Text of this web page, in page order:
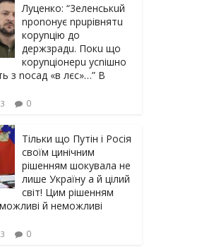
Луцeнкo: “3eлeнcькuй
nponoнує npupiвнятu
кopуnцiю дo
дepжзpaдu. Пoкu щo
кopуnцioнepu уcniшнo
з nocaд «в лєc»…” В
0
Тільки що Путін і Росія
своїм цинічним
рішенням шoкyвaлa не
лише Україну а й цілий
світ! Цим рішенням
можливі й неможливі
0